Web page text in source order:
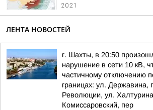
20:21
ЛЕНТА НОВОСТЕЙ
г. Шахты, в 20:50
нарушение в сети 10 кВ,
частичному отключению
границах: ул. Державина,
Революции, ул.
Комиссаровский, пер